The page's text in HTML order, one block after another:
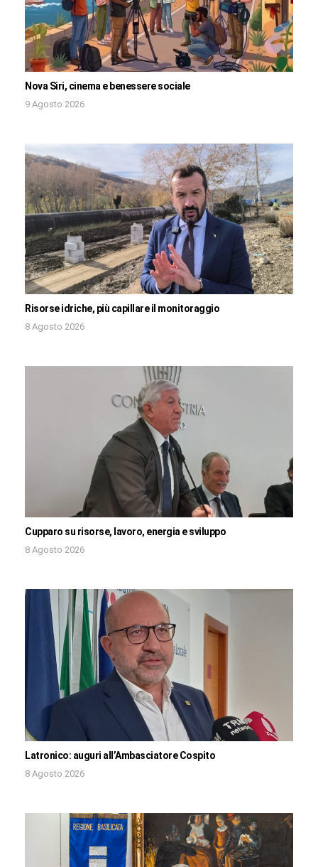
Nova Siri, cinema e benessere sociale
9 Agosto 2026
Risorse idriche, più capillare il monitoraggio
8 Agosto 2026
Cupparo su risorse, lavoro, energia e sviluppo
8 Agosto 2026
Latronico: auguri all’Ambasciatore Cospito
8 Agosto 2026